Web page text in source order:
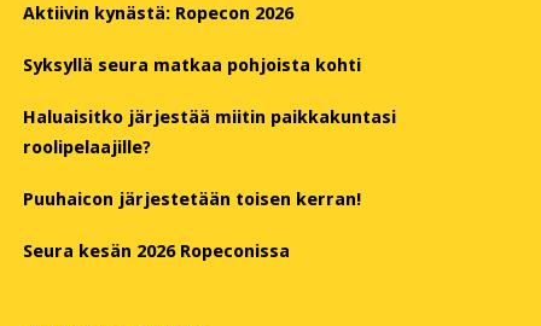
Aktiivin kynästä: Ropecon 2026
Syksyllä seura matkaa pohjoista kohti
Haluaisitko järjestää miitin paikkakuntasi
roolipelaajille?
Puuhaicon järjestetään toisen kerran!
Seura kesän 2026 Ropeconissa